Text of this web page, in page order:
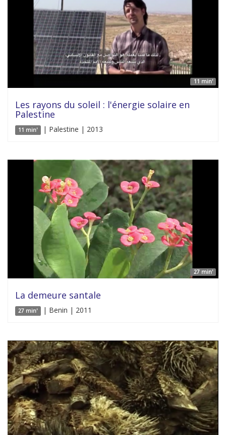
11 min'
Les rayons du soleil : l'énergie solaire en
Palestine
11 min' | Palestine | 2013
27 min'
La demeure santale
27 min' | Benin | 2011